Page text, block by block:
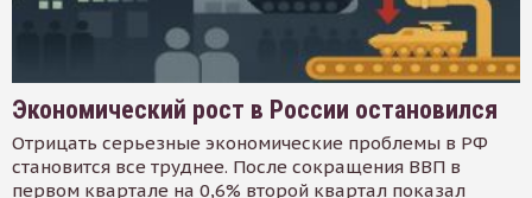
Экономический рост в России остановился
Отрицать серьезные экономические проблемы в РФ
становится все труднее. После сокращения ВВП в
первом квартале на 0,6% второй квартал показал